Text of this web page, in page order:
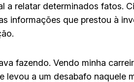
a relatar determinados fatos.
informações que prestou à
fazendo. Vendo minha
levou a um desabafo naquele